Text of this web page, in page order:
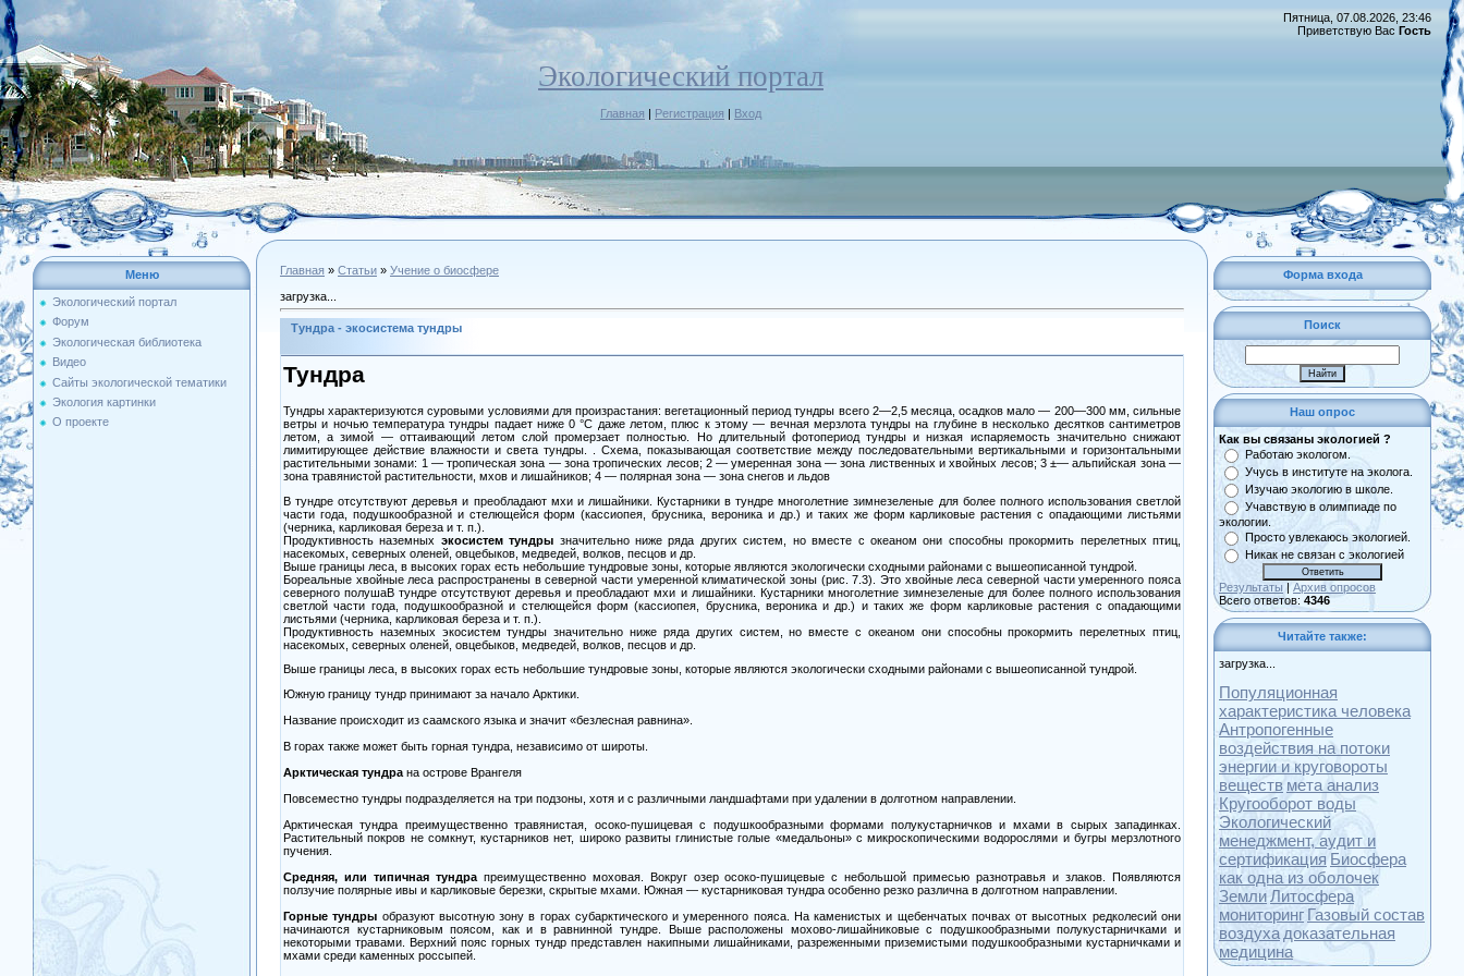
Экологический портал
Главная | Регистрация | Вход
Пятница, 07.08.2026, 23:46
Приветствую Вас Гость
Меню
Экологический портал
Форум
Экологическая библиотека
Видео
Сайты экологической тематики
Экология картинки
О проекте
Главная » Статьи » Учение о биосфере
загрузка...
Тундра - экосистема тундры
Тундра
Тундры характеризуются суровыми условиями для произрастания: вегетационный период тундры всего 2—2,5 месяца, осадков мало — 200—300 мм, сильные
ветры и ночью температура тундры падает ниже 0 °С даже летом, плюс к этому — вечная мерзлота тундры на глубине в несколько десятков сантиметров
летом, а зимой — оттаивающий летом слой промерзает полностью. Но длительный фотопериод тундры и низкая испаряемость значительно снижают
лимитирующее действие влажности и света тундры. . Схема, показывающая соответствие между последовательными вертикальными и горизонтальными
растительными зонами: 1 — тропическая зона — зона тропических лесов; 2 — умеренная зона — зона лиственных и хвойных лесов; 3 ±— альпийская зона —
зона травянистой растительности, мхов и лишайников; 4 — полярная зона — зона снегов и льдов
В тундре отсутствуют деревья и преобладают мхи и лишайники. Кустарники в тундре многолетние зимнезеленые для более полного использования светлой
части года, подушкообразной и стелющейся форм (кассиопея, брусника, вероника и др.) и таких же форм карликовые растения с опадающими листьями
(черника, карликовая береза и т. п.).
Продуктивность наземных экосистем тундры значительно ниже ряда других систем, но вместе с океаном они способны прокормить перелетных птиц,
насекомых, северных оленей, овцебыков, медведей, волков, песцов и др.
Выше границы леса, в высоких горах есть небольшие тундровые зоны, которые являются экологически сходными районами с вышеописанной тундрой.
Бореальные хвойные леса распространены в северной части умеренной климатической зоны (рис. 7.3). Это хвойные леса северной части умеренного пояса
северного полушаВ тундре отсутствуют деревья и преобладают мхи и лишайники. Кустарники многолетние зимнезеленые для более полного использования
светлой части года, подушкообразной и стелющейся форм (кассиопея, брусника, вероника и др.) и таких же форм карликовые растения с опадающими
листьями (черника, карликовая береза и т. п.).
Продуктивность наземных экосистем тундры значительно ниже ряда других систем, но вместе с океаном они способны прокормить перелетных птиц,
насекомых, северных оленей, овцебыков, медведей, волков, песцов и др.
Выше границы леса, в высоких горах есть небольшие тундровые зоны, которые являются экологически сходными районами с вышеописанной тундрой.
Южную границу тундр принимают за начало Арктики.
Название происходит из саамского языка и значит «безлесная равнина».
В горах также может быть горная тундра, независимо от широты.
Арктическая тундра на острове Врангеля
Повсеместно тундры подразделяется на три подзоны, хотя и с различными ландшафтами при удалении в долготном направлении.
Арктическая тундра преимущественно травянистая, осоко-пушицевая с подушкообразными формами полукустарничков и мхами в сырых западинках.
Растительный покров не сомкнут, кустарников нет, широко развиты глинистые голые «медальоны» с микроскопическими водорослями и бугры мерзлотного
пучения.
Средняя, или типичная тундрапреимущественно моховая. Вокруг озер осоко-пушицевые с небольшой примесью разнотравья и злаков. Появляются
ползучие полярные ивы и карликовые березки, скрытые мхами. Южная — кустарниковая тундра особенно резко различна в долготном направлении.
Горные тундры образуют высотную зону в горах субарктического и умеренного пояса. На каменистых и щебенчатых почвах от высотных редколесий они
начинаются кустарниковым поясом, как и в равнинной тундре. Выше расположены мохово-лишайниковые с подушкообразными полукустарничками и
некоторыми травами. Верхний пояс горных тундр представлен накипными лишайниками, разреженными приземистыми подушкообразными кустарничками и
мхами среди каменных россыпей.
Форма входа
Поиск
Наш опрос
Как вы связаны экологией ?
Работаю экологом.
Учусь в институте на эколога.
Изучаю экологию в школе.
Учавствую в олимпиаде по
экологии.
Просто увлекаюсь экологией.
Никак не связан с экологией
Результаты | Архив опросов
Всего ответов: 4346
Читайте также:
загрузка...
Популяционная
характеристика человека
Антропогенные
воздействия на потоки
энергии и круговороты
веществ мета анализ
Кругооборот воды
Экологический
менеджмент, аудит и
сертификация Биосфера
как одна из оболочек
ЗемлиЛитосфера
мониторинг Газовый состав
воздуха доказательная
медицина